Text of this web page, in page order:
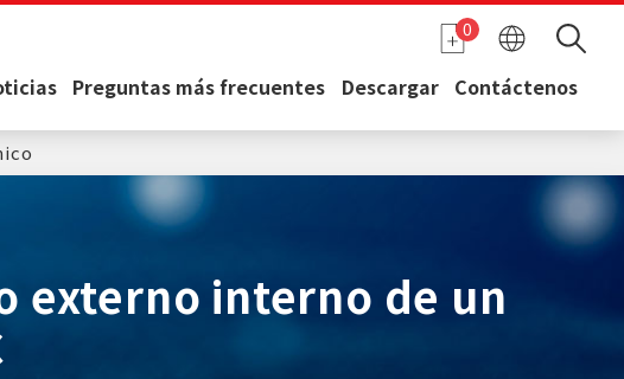
0
Preguntas más frecuentes Descargar Contáctenos
externo interno de un